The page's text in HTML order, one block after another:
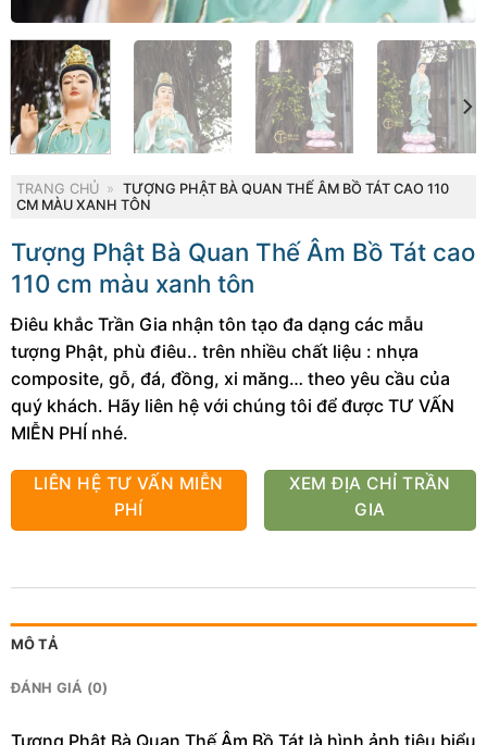
TRANG CHỦ »
TƯỢNG PHẬT BÀ QUAN THẾ ÂM BỒ TÁT CAO 110
CM MÀU XANH TÔN
Tượng Phật Bà Quan Thế Âm Bồ Tát cao
110 cm màu xanh tôn
Điêu khắc Trần Gia nhận tôn tạo đa dạng các mẫu
tượng Phật, phù điêu.. trên nhiều chất liệu : nhựa
composite, gỗ, đá, đồng, xi măng… theo yêu cầu của
quý khách. Hãy liên hệ với chúng tôi để được TƯ VẤN
MIỄN PHÍ nhé.
LIÊN HỆ TƯ VẤN MIỄN
PHÍ
XEM ĐỊA CHỈ TRẦN
GIA
MÔ TẢ
ĐÁNH GIÁ (0)
Tượng Phật Bà Quan Thế Âm Bồ Tát là hình ảnh tiêu biểu